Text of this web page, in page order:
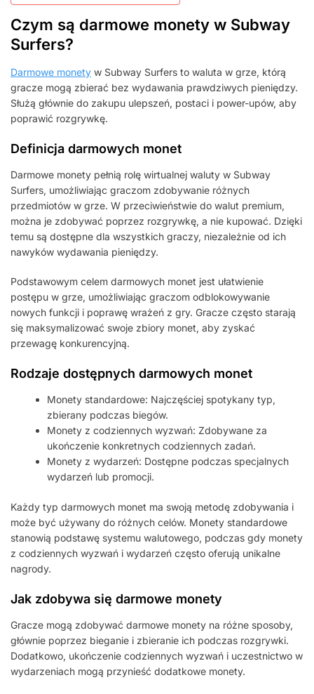
Czym są darmowe monety w Subway
Surfers?
Darmowe monety w Subway Surfers to waluta w grze, którą
gracze mogą zbierać bez wydawania prawdziwych pieniędzy.
Służą głównie do zakupu ulepszeń, postaci i power-upów, aby
poprawić rozgrywkę.
Definicja darmowych monet
Darmowe monety pełnią rolę wirtualnej waluty w Subway
Surfers, umożliwiając graczom zdobywanie różnych
przedmiotów w grze. W przeciwieństwie do walut premium,
można je zdobywać poprzez rozgrywkę, a nie kupować. Dzięki
temu są dostępne dla wszystkich graczy, niezależnie od ich
nawyków wydawania pieniędzy.
Podstawowym celem darmowych monet jest ułatwienie
postępu w grze, umożliwiając graczom odblokowywanie
nowych funkcji i poprawę wrażeń z gry. Gracze często starają
się maksymalizować swoje zbiory monet, aby zyskać
przewagę konkurencyjną.
Rodzaje dostępnych darmowych monet
Monety standardowe: Najczęściej spotykany typ,
zbierany podczas biegów.
Monety z codziennych wyzwań: Zdobywane za
ukończenie konkretnych codziennych zadań.
Monety z wydarzeń: Dostępne podczas specjalnych
wydarzeń lub promocji.
Każdy typ darmowych monet ma swoją metodę zdobywania i
może być używany do różnych celów. Monety standardowe
stanowią podstawę systemu walutowego, podczas gdy monety
z codziennych wyzwań i wydarzeń często oferują unikalne
nagrody.
Jak zdobywa się darmowe monety
Gracze mogą zdobywać darmowe monety na różne sposoby,
głównie poprzez bieganie i zbieranie ich podczas rozgrywki.
Dodatkowo, ukończenie codziennych wyzwań i uczestnictwo w
wydarzeniach mogą przynieść dodatkowe monety.